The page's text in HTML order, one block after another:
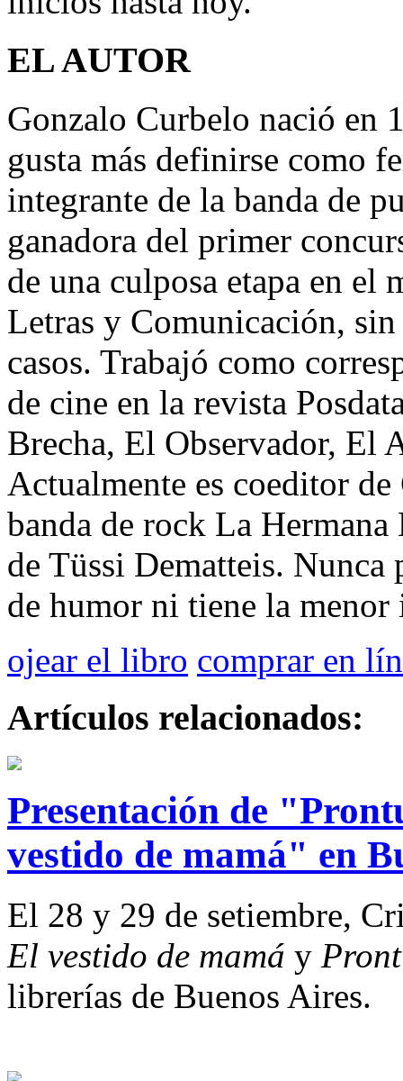
EL AUTOR
Gonzalo Curbelo nació en
gusta más definirse como
integrante de la banda de
ganadora del primer
de una culposa etapa en
Letras y Comunicación,
casos. Trabajó como
de cine en la revista
Brecha, El Observador, El
Actualmente es coeditor
banda de rock La
de Tüssi Dematteis.
de humor ni tiene la
ojear el libro comprar en
Artículos relacionados:
Presentación de
vestido de mamá" en
El 28 y 29 de setiembre,
El vestido de mamá y
librerías de Buenos Aires.